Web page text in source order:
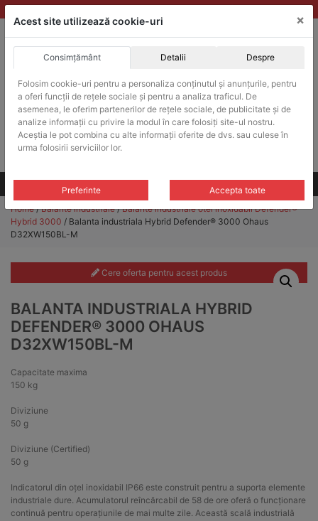
Skip
to
ACHIZITII PUBLICE
Produsele pot fi achizitionate si in sistemul SEAP / SICAP
Products
search
CAUTARE
Toate produsele
Home/Balante industriale/Balante industriale otel inoxidabil Defender®
Hybrid 3000 / Balanta industriala Hybrid Defender® 3000 Ohaus
D32XW150BL-M
Cere oferta pentru acest produs
BALANTA INDUSTRIALA HYBRID
DEFENDER® 3000 OHAUS
D32XW150BL-M
Capacitate maxima
150 kg
Diviziune
50 g
Diviziune (Certified)
50 g
Indicatorul din oțel inoxidabil IP66 este construit pentru a suporta elemente
industriale dure. Acumulatorul reîncărcabil de 58 de ore oferă o funcționare
continuă pentru operațiunile de mai multe zile. Această scală industrială
Acest site utilizează cookie-uri ×
Consimțământ Detalii Despre
Folosim cookie-uri pentru a personaliza conținutul și anunțurile, pentru
a oferi funcții de rețele sociale și pentru a analiza traficul. De
asemenea, le oferim partenerilor de rețele sociale, de publicitate și de
analize informații cu privire la modul în care folosiți site-ul nostru.
Aceștia le pot combina cu alte informații oferite de dvs. sau culese în
urma folosirii serviciilor lor.
Preferinte Accepta toate